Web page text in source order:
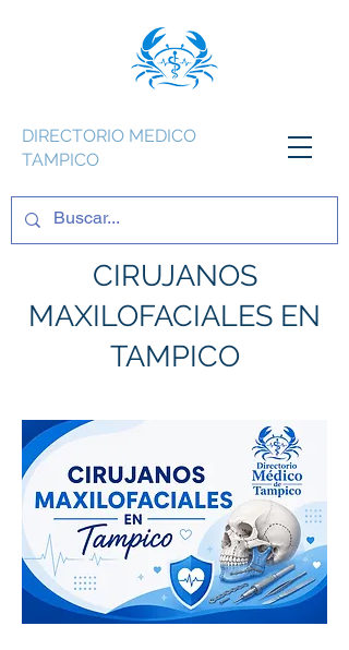
DIRECTORIO MEDICO
TAMPICO
CIRUJANOS
MAXILOFACIALES EN
TAMPICO